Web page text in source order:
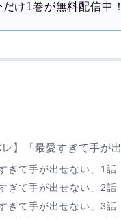
だけ1巻が無料配信中
レ】「最愛すぎて手が
すぎて手が出せない」1話
すぎて手が出せない」2話
すぎて手が出せない」3話